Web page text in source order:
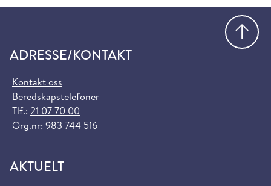
ADRESSE/KONTAKT
Kontakt oss
Beredskapstelefoner
Tlf.: 21 07 70 00
Org.nr: 983 744 516
AKTUELT